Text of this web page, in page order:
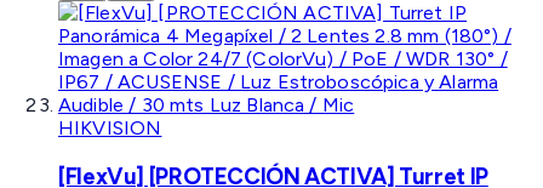
HIKVISION
[FlexVu] [PROTECCIÓN ACTIVA] Turret IP